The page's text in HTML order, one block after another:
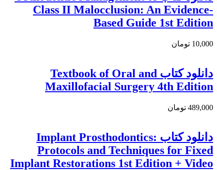
Class II Malocclusion: An Evidence-
Based Guide 1st Edition
10,000 تومان
دانلود کتاب Textbook of Oral and
Maxillofacial Surgery 4th Edition
489,000 تومان
دانلود کتاب Implant Prosthodontics:
Protocols and Techniques for Fixed
Implant Restorations 1st Edition + Video